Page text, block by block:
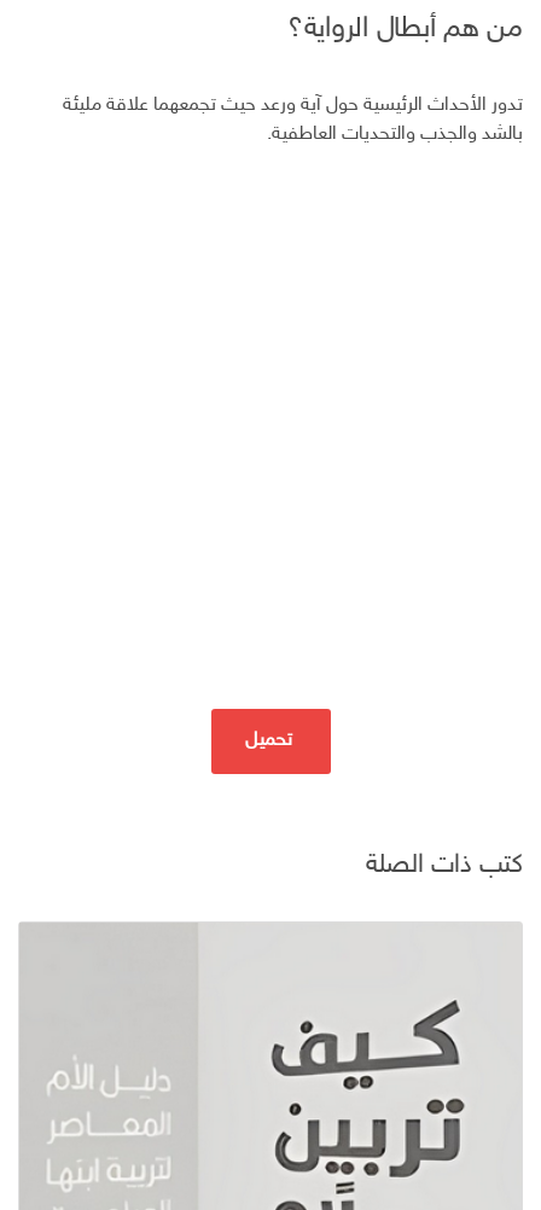
من هم أبطال الرواية؟
تدور الأحداث الرئيسية حول آية ورعد حيث تجمعهما علاقة مليئة
بالشد والجذب والتحديات العاطفية.
تحميل
كتب ذات الصلة